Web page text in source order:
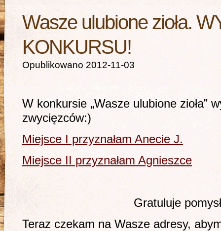
Wasze ulubione zioła.
KONKURSU!
Opublikowano 2012-11-03
W konkursie „Wasze ulubione zioła”
zwycięzców:)
Miejsce I przyznałam Anecie J.
Miejsce II przyznałam Agnieszce
Gratuluje
Teraz czekam na Wasze adresy,